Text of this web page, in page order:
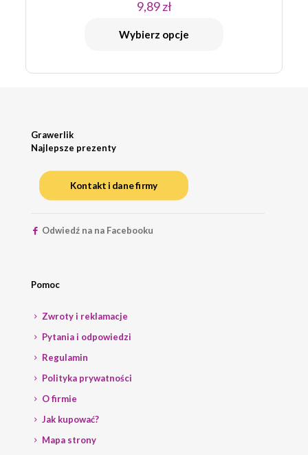
9,89zł
Wybierz opcje
Grawerlik
Najlepsze prezenty
Kontakt i dane firmy
Odwiedź na na Facebooku
Pomoc
Zwroty i reklamacje
Pytania i odpowiedzi
Regulamin
Polityka prywatności
O firmie
Jak kupować?
Mapa strony